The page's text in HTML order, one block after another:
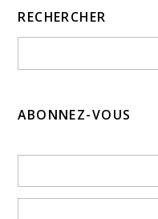
RECHERCHER
ABONNEZ-VOUS